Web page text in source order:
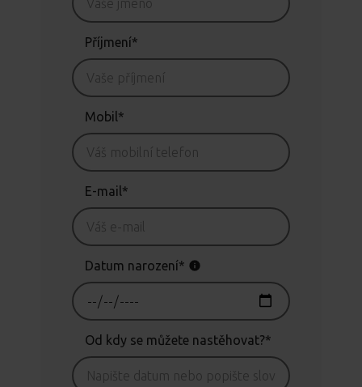
Příjmení*
Mobil*
E-mail*
Datum narození*
Od kdy se můžete nastěhovat?*